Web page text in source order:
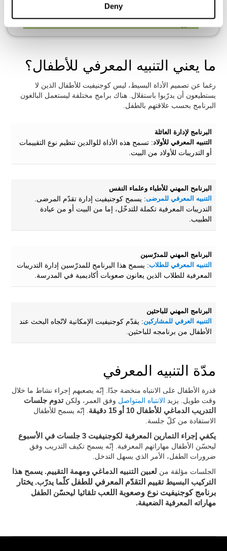
Deny
ما يعني التنبيه المعرفي للأطفال؟
رغما عن تصميم الأداة البسيط، ليس كوجنيفيت للأطفال الذين لا
يستطيعون أن يدرّبوا باستقلال. هناك برامج مختلفة ليستعمل البالغون
البرنامج بحسب علاقتهم بالطفل.
البرنامج لإدارة العائلة
التنبيه المعرفي للأولاد: تسمح هذه الأداة للوالدين تنظيم نوع التقييمات
أو التدريبات للأولاد من البيت.
البرنامح المهني للأطباء وعلماء النفس
التنبيه المعرفي للمرضى: يسمح كوجنيفيت إدارة تقدّم المرضى.
التدريبات المعرفية تكملة للتدخّل، إما من البيت أو من عيادة
الطبيب.
البرنامج المهني للمدرّسين
التنبيه المعرفي للطلاب: يسمح هذا البرنامج للمدرّسين إدارة التدريبات
المعرفية للطلاب الذين يعانون صعوبات أكاديمية في المدرسة.
البرنامج المهني للباحثين
التنبيه العرفي للمشاركين: يقدّم كوجنيفيت الإمكانية لاتّجاه البحث عند
الأطفال من برنامجه للباحثين.
مدّة التنبيه المعرفي
قدرة الأطفال على الانتباه منخضة جدّا. إنّه يصعبهم إجراء نشاط ما خلال
وقت طويل. يزيد الانتباه المتواصل وفق العمر، ولكنتدوم جلسات
التدريب الدماغي للأطفال 10 أو 15 دقيقة
. إنّه يسمح للأطفال
الاستفادة من كلّ جلسة.
يكفي إجراء التمارين المعرفية لكوجنيفيت 3 جلسات في الأسبوع
ليحسّن الأطفال مهاراتهم المعرفية. إنّه يسمح تكيف التدريب وفق
ضرورات الطفل، الأمر الذي يسهل التدخل.
الجلسات مؤلقة من لعبين التنبيه الدماغي ومهمة التقييم. يسمح هذا
التركيب البسيط تقييم التقدّم المعرفي للطفل كلّما يدرّب.يختار
برنامج كوجنيفيت نوع وصعوبة اللعب تلقائيا ليحسّن الطفل
مهاراته المعرفية الضعيفة.